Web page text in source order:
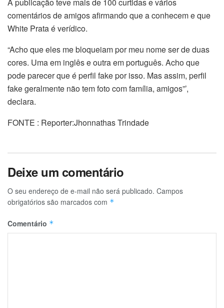
comentários de amigos afirmando que a conhecem e que
White Prata é verídico.
“Acho que eles me bloqueiam por meu nome ser de duas
cores. Uma em inglês e outra em português. Acho que
pode parecer que é perfil fake por isso. Mas assim, perfil
fake geralmente não tem foto com família, amigos”’,
declara.
FONTE : Reporter:Jhonnathas Trindade
Deixe um comentário
O seu endereço de e-mail não será publicado. Campos
obrigatórios são marcados com *
Comentário *